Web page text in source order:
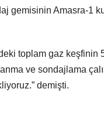
gemisinin Amasra-1
toplam gaz keşfinin
ve sondajlama
demişti.